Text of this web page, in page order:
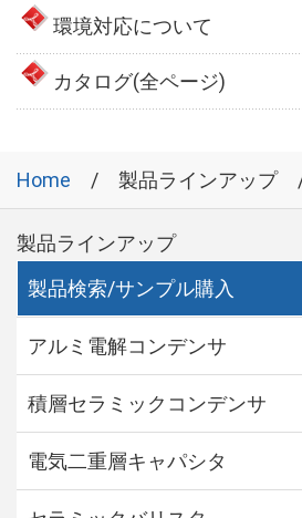
環境対応について
カタログ(全ページ)
Home 製品ラインアップ
製品ラインアップ
製品検索/サンプル購入
アルミ電解コンデンサ
積層セラミックコンデンサ
電気二重層キャパシタ